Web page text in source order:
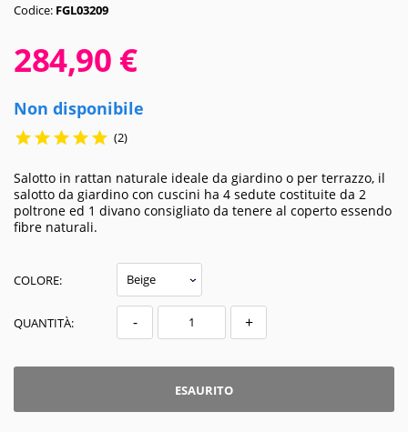
Codice: FGL03209
284,90 €
Non disponibile
 (2)
Salotto in rattan naturale ideale da giardino o per terrazzo, il
salotto da giardino con cuscini ha 4 sedute costituite da 2
poltrone ed 1 divano consigliato da tenere al coperto essendo
fibre naturali.
COLORE:
QUANTITÀ: - +
ESAURITO